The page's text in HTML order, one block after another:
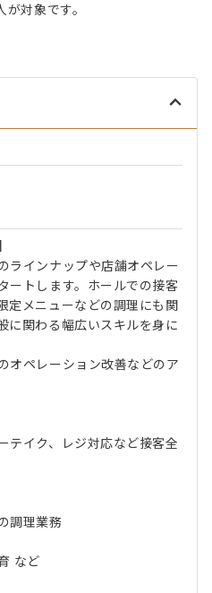
対象です。
ラインナップや店舗オペレー
ートします。ホールでの接客
定メニューなどの調理にも関
に関わる幅広いスキルを身に
オペレーション改善などのア
テイク、レジ対応など接客全
調理業務
など